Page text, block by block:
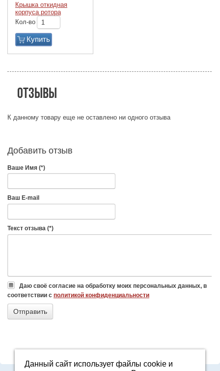
Крышка откидная
корпуса ротора
Кол-во
Купить
Отзывы
К данному товару еще не оставлено ни одного отзыва
Добавить отзыв
Ваше Имя (*)
Ваш E-mail
Текст отзыва (*)
Даю своё согласие на обработку моих персональных данных, в
соответствии с политикой конфиденциальности
Данный сайт использует файлы cookie и